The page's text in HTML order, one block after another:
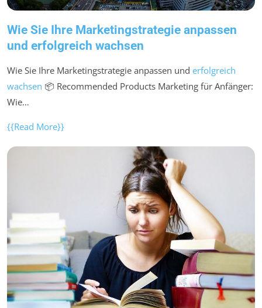
Wie Sie Ihre Marketingstrategie anpassen
und erfolgreich wachsen
Wie Sie Ihre Marketingstrategie anpassen und erfolgreich
wachsen 📦 Recommended Products Marketing für Anfänger:
Wie…
{{Read More}}